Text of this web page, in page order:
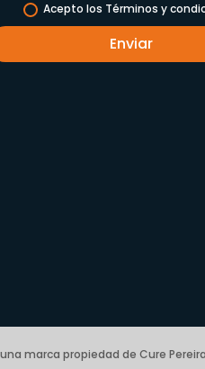
Acepto los Términos y
Enviar
marca propiedad de Cure